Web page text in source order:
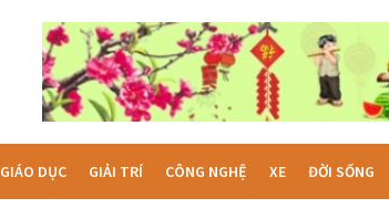
GIÁO DỤC GIẢI TRÍ CÔNG NGHỆ XE ĐỜI SỐNG